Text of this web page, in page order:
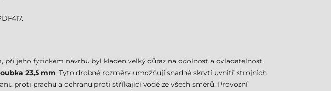
jeho fyzickém návrhu byl kladen velký důraz na odolnost a ovladatelnost.
23,5 mm. Tyto drobné rozměry umožňují snadné skrytí uvnitř strojních
proti prachu a ochranu proti stříkající vodě ze všech směrů. Provozní